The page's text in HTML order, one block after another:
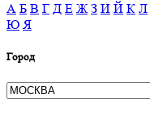
А Б В Г Д Е Ж З И Й К Л
Ю Я
Город